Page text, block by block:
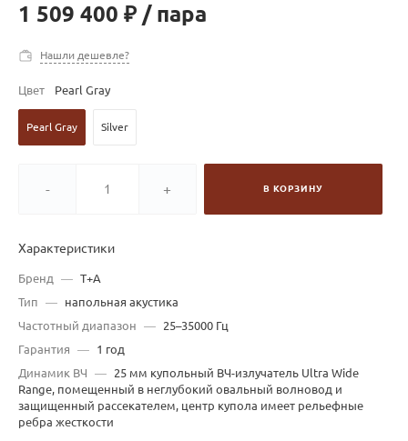
1 509 400 ₽ / пара
Нашли дешевле?
Цвет Pearl Gray
Pearl Gray Silver
- + В КОРЗИНУ
Характеристики
Бренд — T+A
Тип
—
напольная акустика
Частотный диапазон
—
25–35000 Гц
Гарантия
—
1 год
Динамик ВЧ
—
25 мм купольный ВЧ-излучатель Ultra Wide
Range, помещенный в неглубокий овальный волновод и
защищенный рассекателем, центр купола имеет рельефные
ребра жесткости